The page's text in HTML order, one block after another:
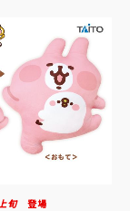
上旬登場